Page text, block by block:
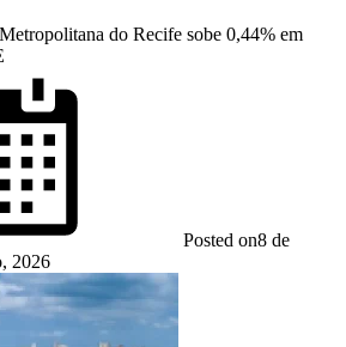
do Recife sobe 0,44% em
Posted on8 de
2026